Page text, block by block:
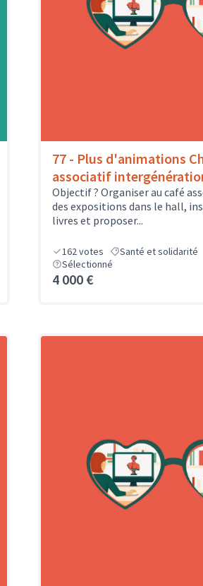
77 - Plus d'animations
associatif
Objectif ? Organiser au café
des expositions dans le hall,
livres et proposer...
162votes Santé et solidarité
Sélectionné
4 000 €